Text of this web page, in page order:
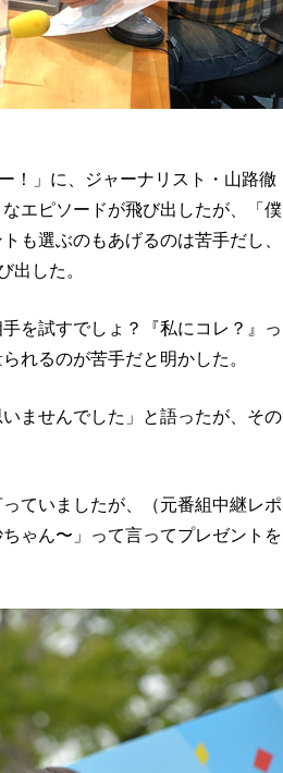
！」に、ジャーナリスト・山路徹
エピソードが飛び出したが、「僕
も選ぶのもあげるのは苦手だし、
出した。
を試すでしょ？『私にコレ？』っ
れるのが苦手だと明かした。
ませんでした」と語ったが、その
ていましたが、（元番組中継レポ
ゃん〜」って言ってプレゼントを